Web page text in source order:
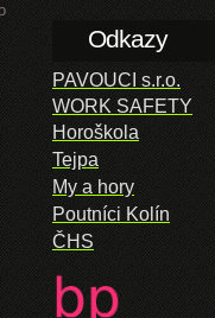
Odkazy
PAVOUCI s.r.o.
WORK SAFETY
Horoškola
Tejpa
My a hory
Poutníci Kolín
ČHS